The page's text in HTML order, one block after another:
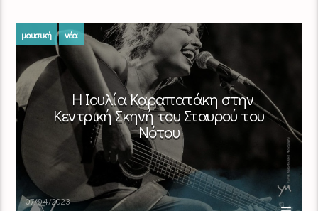
μουσική νέα
Η Ιουλία Καραπατάκη στην
Κεντρική Σκηνή του Σταυρού του
Νότου
07/04/2023